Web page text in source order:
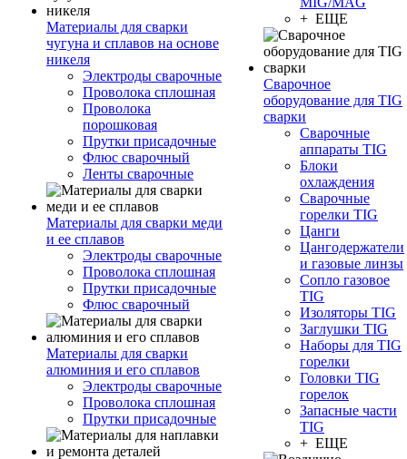
Материалы для сварки
чугуна и сплавов на основе
никеля
Электроды сварочные
Проволока сплошная
Проволока
порошковая
Прутки присадочные
Флюс сварочный
Ленты сварочные
Материалы для сварки меди
и ее сплавов
Электроды сварочные
Проволока сплошная
Прутки присадочные
Флюс сварочный
Материалы для сварки
алюминия и его сплавов
Электроды сварочные
Проволока сплошная
Прутки присадочные
+ ЕЩЕ
Сварочное
оборудование для TIG
сварки
Сварочные
аппараты TIG
Блоки
охлаждения
Сварочные
горелки TIG
Цанги
Цангодержатели
и газовые линзы
Сопло газовое
TIG
Изоляторы TIG
Заглушки TIG
Наборы для TIG
горелки
Головки TIG
горелок
Запасные части
TIG
+ ЕЩЕ